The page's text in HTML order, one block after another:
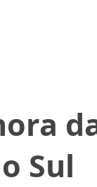
Sul